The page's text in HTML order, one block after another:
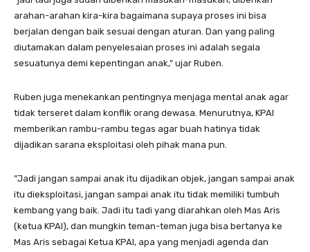
arahan-arahan kira-kira bagaimana supaya proses ini bisa
berjalan dengan baik sesuai dengan aturan. Dan yang paling
diutamakan dalam penyelesaian proses ini adalah segala
sesuatunya demi kepentingan anak,” ujar Ruben.
​Ruben juga menekankan pentingnya menjaga mental anak agar
tidak terseret dalam konflik orang dewasa. Menurutnya, KPAI
memberikan rambu-rambu tegas agar buah hatinya tidak
dijadikan sarana eksploitasi oleh pihak mana pun.
​”Jadi jangan sampai anak itu dijadikan objek, jangan sampai anak
itu dieksploitasi, jangan sampai anak itu tidak memiliki tumbuh
kembang yang baik. Jadi itu tadi yang diarahkan oleh Mas Aris
(ketua KPAI), dan mungkin teman-teman juga bisa bertanya ke
Mas Aris sebagai Ketua KPAI, apa yang menjadi agenda dan